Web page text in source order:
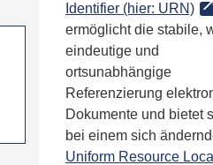
Identifier (hier: URN)
ermöglicht die stabile,
eindeutige und
ortsunabhängige
Referenzierung
Dokumente und bietet
bei einem sich
Uniform Resource